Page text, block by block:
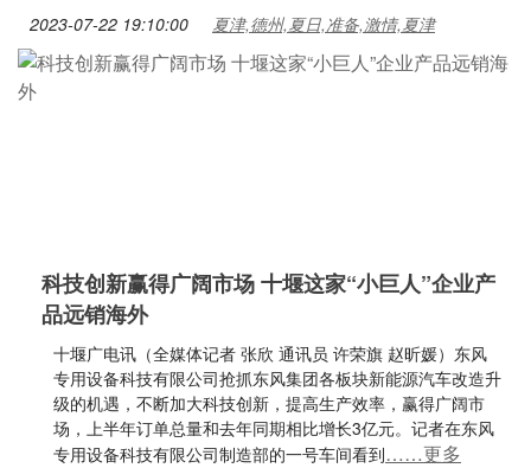
2023-07-22 19:10:00 夏津,德州,夏日,准备,激情,夏津
科技创新赢得广阔市场 十堰这家“小巨人”企业产
品远销海外
十堰广电讯（全媒体记者 张欣 通讯员 许荣旗 赵昕媛）东风
专用设备科技有限公司抢抓东风集团各板块新能源汽车改造升
级的机遇，不断加大科技创新，提高生产效率，赢得广阔市
场，上半年订单总量和去年同期相比增长3亿元。记者在东风
专用设备科技有限公司制造部的一号车间看到……更多